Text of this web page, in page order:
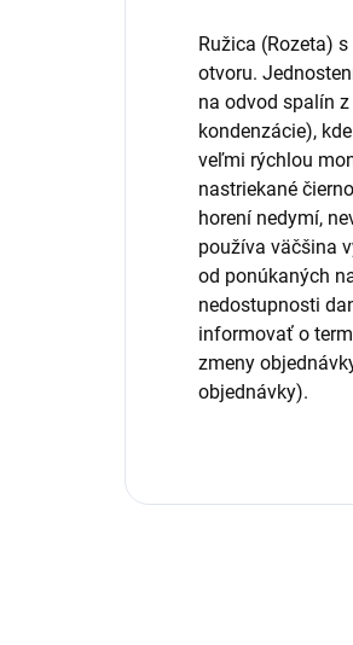
Ružica (Rozeta)
otvoru.
na odvod spalín
kondenzácie),
veľmi rýchlou
nastriekané
horení nedymí,
používa väčšina
od ponúkaných
nedostupnosti
informovať o
zmeny
objednávky).